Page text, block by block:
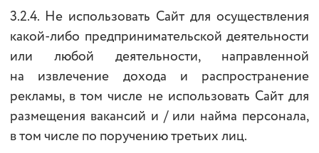
3.2.4. Не использовать Сайт для осуществления
какой-либо предпринимательской деятельности
или любой деятельности, направленной
на извлечение дохода и распространение
рекламы, в том числе не использовать Сайт для
размещения вакансий и / или найма персонала,
в том числе по поручению третьих лиц.